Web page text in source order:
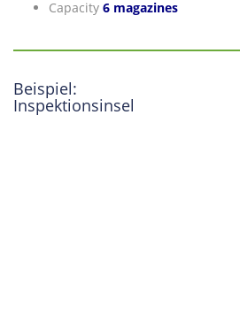
Capacity 6 magazines
Beispiel:
Inspektionsinsel